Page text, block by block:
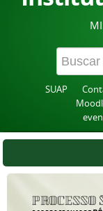
SUAP